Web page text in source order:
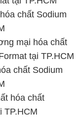
chất Sodium
mại hóa chất
tại TP.HCM
chất Sodium
hóa chất
TP.HCM